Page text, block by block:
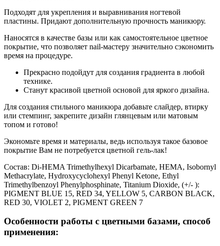
Подходят для укрепления и выравнивания ногтевой
пластины. Придают дополнительную прочность маникюру.
Наносятся в качестве базы или как самостоятельное цветное
покрытие, что позволяет nail-мастеру значительно сэкономить
время на процедуре.
Прекрасно подойдут для создания градиента в любой
технике.
Станут красивой цветной основой для яркого дизайна.
Для создания стильного маникюра добавьте слайдер, втирку
или стемпинг, закрепите дизайн глянцевым или матовым
топом и готово!
Экономьте время и материалы, ведь используя такое базовое
покрытие Вам не потребуется цветной гель-лак!
Состав: Di-HEMA Trimethylhexyl Dicarbamate, HEMA, Isobornyl
Methacrylate, Hydroxycyclohexyl Phenyl Ketone, Ethyl
Trimethylbenzoyl Phenylphosphinate, Titanium Dioxide, (+/- ):
PIGMENT BLUE 15, RED 34, YELLOW 5, CARBON BLACK,
RED 30, VIOLET 2, PIGMENT GREEN 7
Особенности работы с цветными базами, способ
применения: